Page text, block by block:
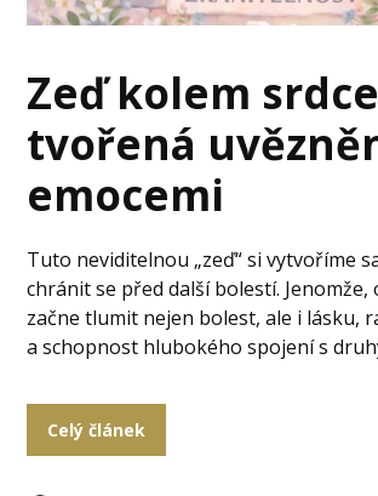
Zeď kolem
tvořená
emocemi
Tuto neviditelnou „zeď“ si vytvoříme
chránit se před další bolestí.
začne tlumit nejen bolest, ale i lásku,
a schopnost hlubokého spojení s
Celý článek